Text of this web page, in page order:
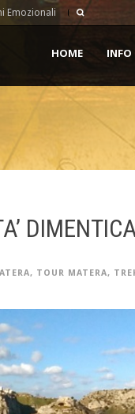
Emozionali
HOME INFO
, TOUR MATERA,